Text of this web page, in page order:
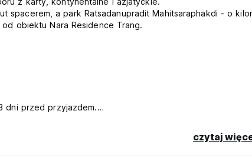
a park Ratsadanupradit Mahitsaraphakdi - o
obiektu Nara Residence Trang.
dni przed przyjazdem.
strefa dla palących. (Auto-translated from original
czytaj